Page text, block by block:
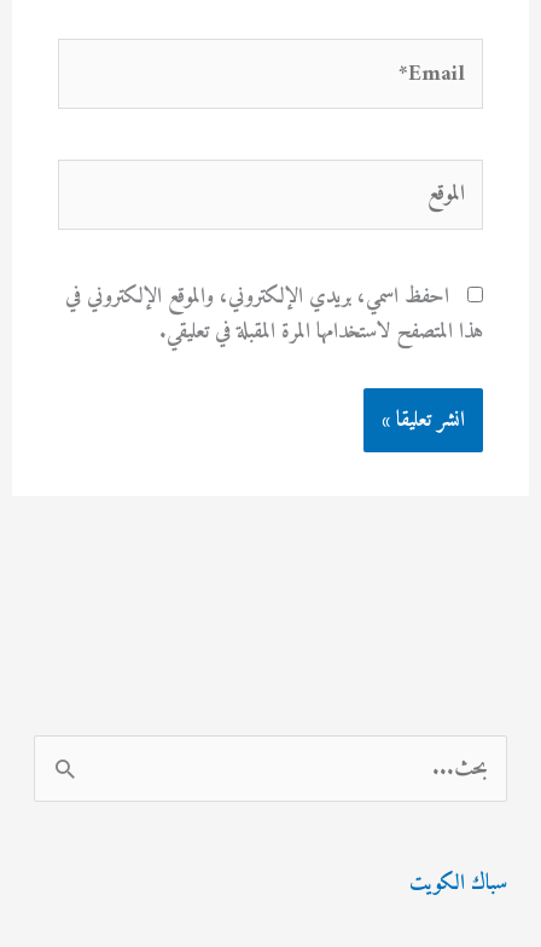
Email*
الموقع
احفظ اسمي، بريدي الإلكتروني، والموقع الإلكتروني في
هذا المتصفح لاستخدامها المرة المقبلة في تعليقي.
ل
ح
سباك الكويت